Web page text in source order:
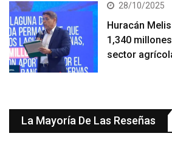
28/10/2025
Huracán
1,340
sector
La Mayoría De Las Reseñas